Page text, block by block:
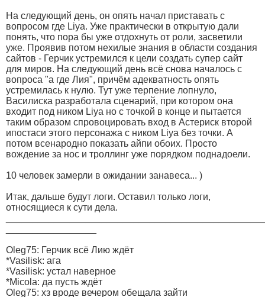
На следующий день, он опять начал приставать с
вопросом где Liya. Уже практически в открытую дали
понять, что пора бы уже отдохнуть от роли, засветили
уже. Проявив потом нехилые знания в области создания
сайтов - Герчик устремился к цели создать супер сайт
для миров. На следующий день всё снова началось с
вопроса "а где Лия", причём адекватность опять
устремилась к нулю. Тут уже терпение лопнуло,
Василиска разработала сценарий, при котором она
входит под ником Liya но с точкой в конце и пытается
таким образом спровоцировать вход в Астериск второй
ипостаси этого персонажа с ником Liya без точки. А
потом всенародно показать айпи обоих. Просто
вождение за нос и троллинг уже порядком поднадоели.
10 человек замерли в ожидании занавеса... )
Итак, дальше будут логи. Оставил только логи,
относящиеся к сути дела.
Oleg75: Герчик всё Лию ждёт
*Vasilisk: ага
*Vasilisk: устал наверное
*Micola: да пусть ждёт
Oleg75: хз вроде вечером обещала зайти